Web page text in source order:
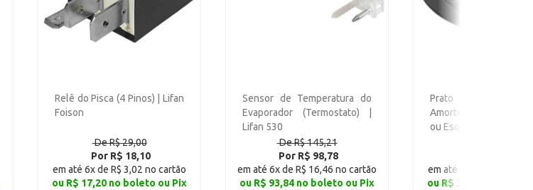
Relê do Pisca (4 Pinos) | Lifan
Foison
De R$ 29,00
Por R$ 18,10
em até 6x de R$ 3,02 no cartão
ou R$ 17,20 no boleto ou Pix
Sensor de Temperatura do
Evaporador (Termostato) |
Lifan 530
De R$ 145,21
Por R$ 98,78
em até 6x de R$ 16,46 no cartão
ou R$ 93,84 no boleto ou Pix
Prato Sup da
Amortecedor Diant
ou Esquerdo) | Lifan
em até 6x de R$ 6,55
ou R$ 37,33 no boleto